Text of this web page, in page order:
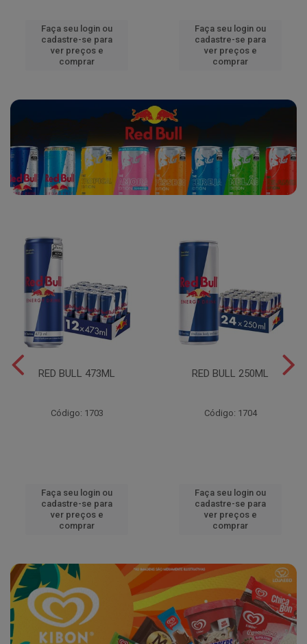
Faça seu login ou
cadastre-se para
ver preços e
comprar
Faça seu login ou
cadastre-se para
ver preços e
comprar
RED BULL 473ML
Código: 1703
Faça seu login ou
cadastre-se para
ver preços e
comprar
RED BULL 250ML
Código: 1704
Faça seu login ou
cadastre-se para
ver preços e
comprar